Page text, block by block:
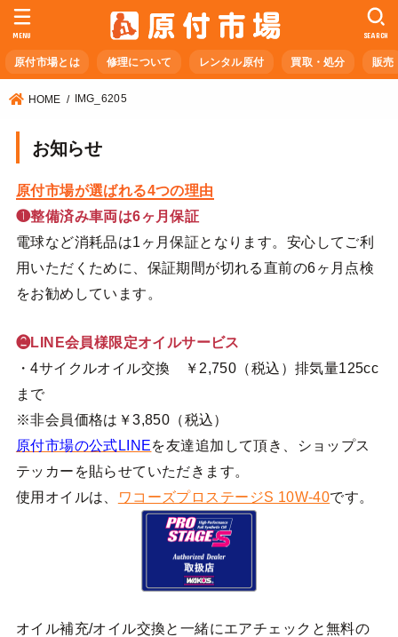
原付市場とは 修理について レンタル原付 買取・処分 販売
SEARCH
MENU
HOME IMG_6205
お知らせ
原付市場が選ばれる4つの理由
❶整備済み車両は6ヶ月保証
電球など消耗品は1ヶ月保証となります。安心してご利
用いただくために、保証期間が切れる直前の6ヶ月点検
をお勧めしています。
❷LINE会員様限定オイルサービス
・4サイクルオイル交換 ￥2,750（税込）排気量125cc
まで
※非会員価格は￥3,850（税込）
原付市場の公式LINEを友達追加して頂き、ショップス
テッカーを貼らせていただきます。
使用オイルは、
ワコーズプロステージS 10W-40です。
オイル補充/オイル交換と一緒にエアチェックと無料の